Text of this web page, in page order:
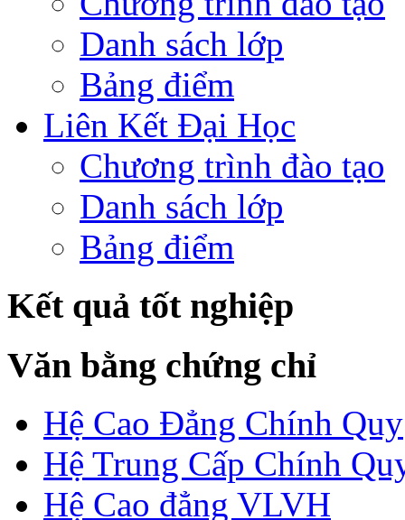
Danh sách lớp
Bảng điểm
Liên Kết Đại Học
Chương trình đào tạo
Danh sách lớp
Bảng điểm
Kết quả tốt nghiệp
Văn bằng chứng chỉ
Hệ Cao Đẳng Chính Quy
Hệ Trung Cấp Chính
Hệ Cao đẳng VLVH